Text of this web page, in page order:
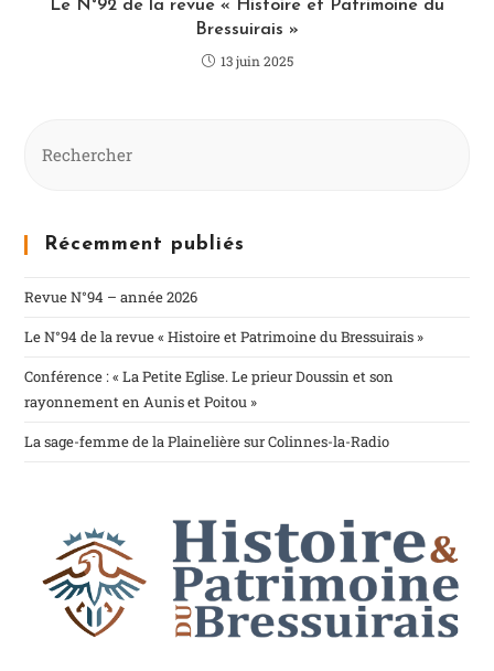
Le N°92 de la revue « Histoire et Patrimoine du
Bressuirais »
13 juin 2025
Récemment publiés
Revue N°94 – année 2026
Le N°94 de la revue « Histoire et Patrimoine du Bressuirais »
Conférence : « La Petite Eglise. Le prieur Doussin et son
rayonnement en Aunis et Poitou »
La sage-femme de la Plainelière sur Colinnes-la-Radio